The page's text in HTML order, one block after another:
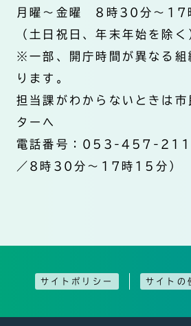
月曜～金曜 8時30分～17
（土日祝日、年末年始を除く
※一部、開庁時間が異なる組
ります。
担当課がわからないときは市
ターへ
電話番号：053-457-
／8時30分～17時15分）
サイトポリシー サイトの